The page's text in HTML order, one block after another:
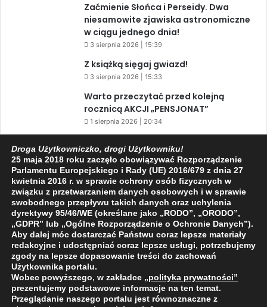
Zaćmienie Słońca i Perseidy. Dwa
niesamowite zjawiska astronomiczne
w ciągu jednego dnia!
3 sierpnia 2026 | 15:39
Z książką sięgaj gwiazd!
3 sierpnia 2026 | 15:33
Warto przeczytać przed kolejną
rocznicą AKCJI „PENSJONAT”
1 sierpnia 2026 | 20:34
31 lipca 2026 | 11:44
Facebook
X YouTube
2009 - 2026 © Wszelkie prawa zastrzeżone
O NAS
REDAKCJA POLITYKA PRYWATNOŚCI
Droga Użytkowniczko, drogi Użytkowniku!
25 maja 2018 roku zaczęło obowiązywać Rozporządzenie
Parlamentu Europejskiego i Rady (UE) 2016/679 z dnia 27
kwietnia 2016 r. w sprawie ochrony osób fizycznych w
związku z przetwarzaniem danych osobowych i w sprawie
swobodnego przepływu takich danych oraz uchylenia
dyrektywy 95/46/WE (określane jako „RODO”, „ORODO”,
„GDPR” lub „Ogólne Rozporządzenie o Ochronie Danych”).
Aby dalej móc dostarczać Państwu coraz lepsze materiały
redakcyjne i udostępniać coraz lepsze usługi, potrzebujemy
zgody na lepsze dopasowanie treści do zachowań
Użytkownika portalu.
Wobec powyższego, w zakładce „polityka prywatności”
prezentujemy podstawowe informacje na ten temat.
Przeglądanie naszego portalu jest równoznaczne z